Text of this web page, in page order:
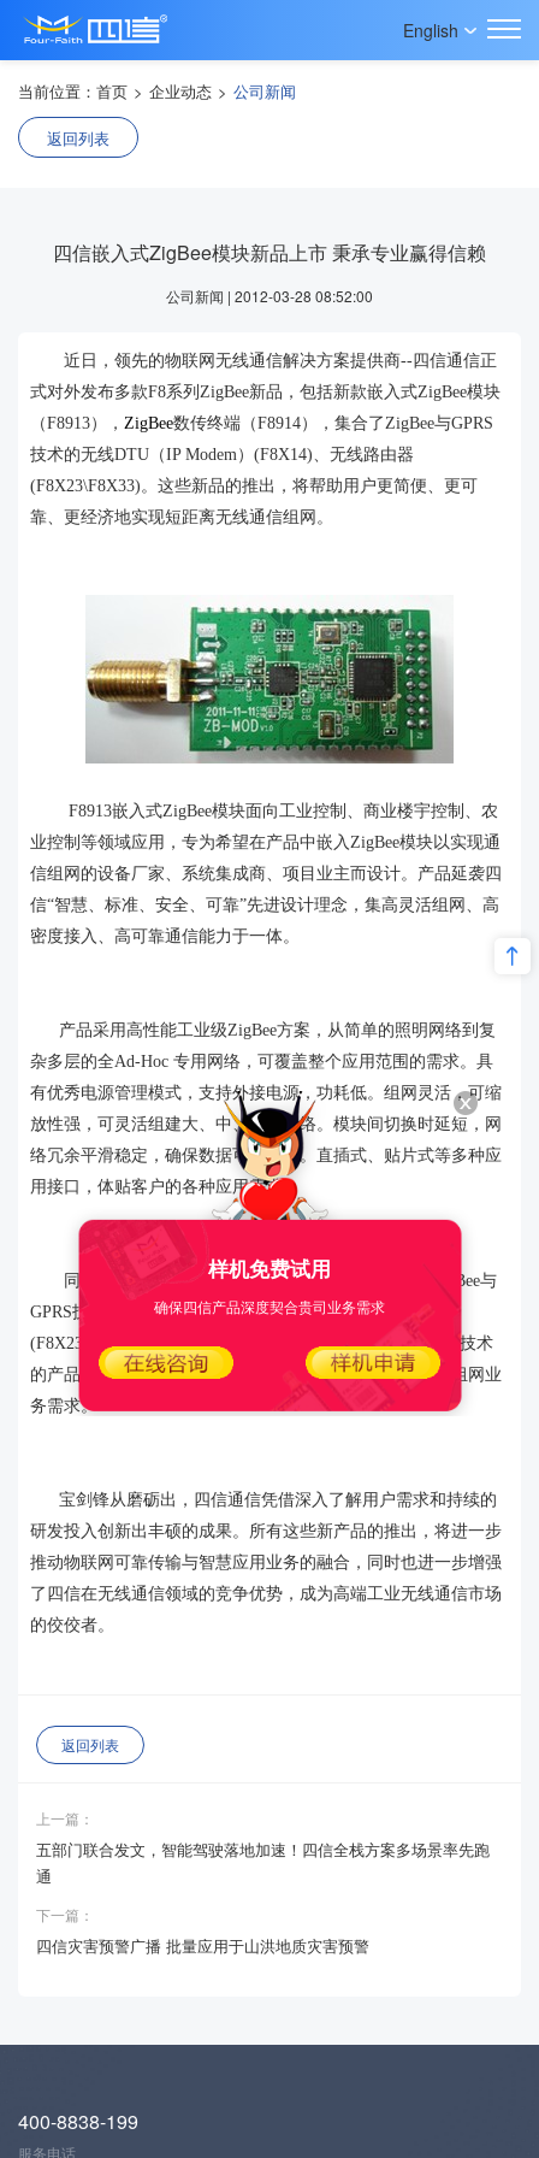
English
当前位置： 首页 > 企业动态 > 公司新闻
返回列表
四信嵌入式ZigBee模块新品上市 秉承专业赢得信赖
公司新闻 | 2012-03-28 08:52:00
近日，领先的物联网无线通信解决方案提供商--四信通信正
式对外发布多款F8系列ZigBee新品，包括新款嵌入式ZigBee模块
（F8913）， ZigBee数传终端（F8914），集合了ZigBee与GPRS
技术的无线DTU（IP Modem）(F8X14)、无线路由器
(F8X23\F8X33)。这些新品的推出，将帮助用户更简便、更可
靠、更经济地实现短距离无线通信组网。
F8913嵌入式ZigBee模块面向工业控制、商业楼宇控制、农
业控制等领域应用，专为希望在产品中嵌入ZigBee模块以实现通
信组网的设备厂家、系统集成商、项目业主而设计。产品延袭四
信“智慧、标准、安全、可靠”先进设计理念，集高灵活组网、高
密度接入、高可靠通信能力于一体。
产品采用高性能工业级ZigBee方案，从简单的照明网络到复
杂多层的全Ad-Hoc 专用网络，可覆盖整个应用范围的需求。具
有优秀电源管理模式，支持外接电源，功耗低。组网灵活，可缩
放性强，可灵活组建大、中、小型网络。模块间切换时延短，网
络冗余平滑稳定，确保数据可靠传输。直插式、贴片式等多种应
用接口，体贴客户的各种应用需求。
同期上市的还有ZigBee数传终端（F8914）,集合了ZigBee与
GPRS技术的无线DTU（IP Modem）(F8X14)、无线路由器
(F8X23\F8X33)，这些终端的推出将进一步拓宽基于ZigBee技术
的产品线，增强无线组网汇聚融合能力，满足用户不同的组网业
务需求。
宝剑锋从磨砺出，四信通信凭借深入了解用户需求和持续的
研发投入创新出丰硕的成果。所有这些新产品的推出，将进一步
推动物联网可靠传输与智慧应用业务的融合，同时也进一步增强
了四信在无线通信领域的竞争优势，成为高端工业无线通信市场
的佼佼者。
返回列表
上一篇：
五部门联合发文，智能驾驶落地加速！四信全栈方案多场景率先跑
通
下一篇：
四信灾害预警广播 批量应用于山洪地质灾害预警
400-8838-199
服务电话
样机免费试用
确保四信产品深度契合贵司业务需求